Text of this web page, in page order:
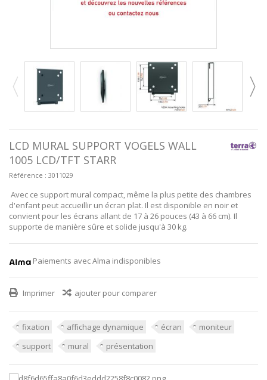
LCD MURAL SUPPORT VOGELS WALL
1005 LCD/TFT STARR
Référence : 3011029
Avec ce support mural compact, même la plus petite des chambres
d'enfant peut accueillir un écran plat. Il est disponible en noir et
convient pour les écrans allant de 17 à 26 pouces (43 à 66 cm). Il
supporte de manière sûre et solide jusqu'à 30 kg.
Paiements avec Alma indisponibles
Imprimer ajouter pour comparer
fixation affichage dynamique écran
moniteur
support
mural présentation